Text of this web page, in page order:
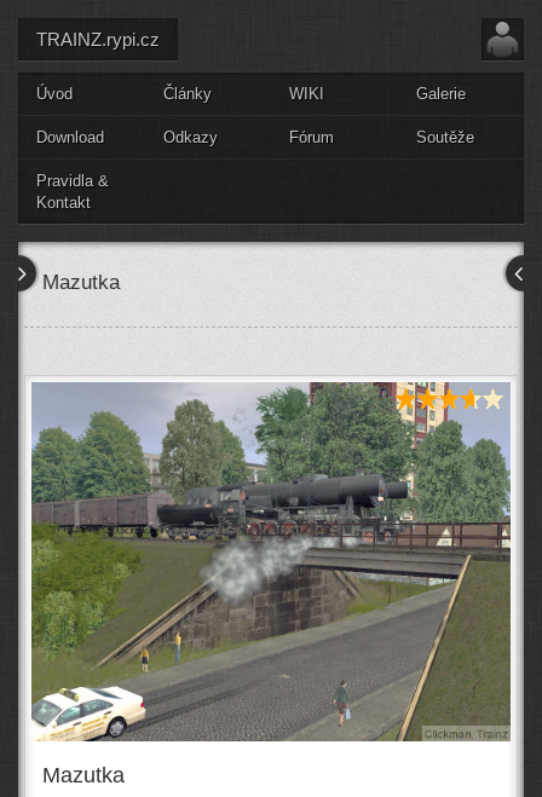
TRAINZ.rypi.cz
Úvod Články WIKI Galerie
Download Odkazy Fórum Soutěže
Pravidla &
Kontakt
Mazutka
Mazutka